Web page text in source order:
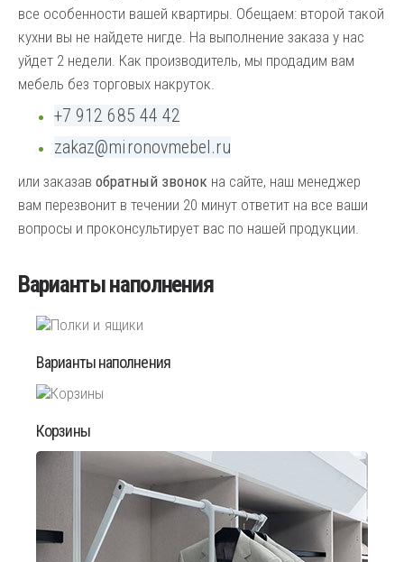
все особенности вашей квартиры. Обещаем: второй такой
кухни вы не найдете нигде. На выполнение заказа у нас
уйдет 2 недели. Как производитель, мы продадим вам
мебель без торговых накруток.
+7 912 685 44 42
zakaz@mironovmebel.ru
или заказав обратный звонок на сайте, наш менеджер
вам перезвонит в течении 20 минут ответит на все ваши
вопросы и проконсультирует вас по нашей продукции.
Варианты наполнения
Варианты наполнения
Корзины